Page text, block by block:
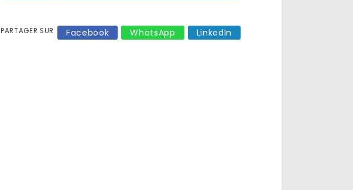
PARTAGER SUR Facebook WhatsApp LinkedIn